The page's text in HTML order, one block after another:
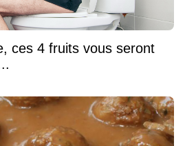
ces 4 fruits vous seront